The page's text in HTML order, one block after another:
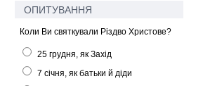
ОПИТУВАННЯ
Коли Ви святкували Різдво Христове?
25 грудня, як Захід
7 січня, як батьки й діди